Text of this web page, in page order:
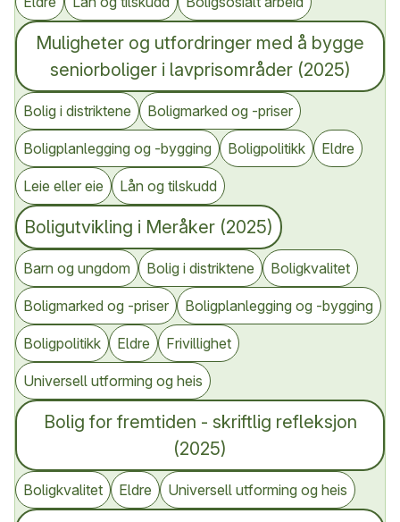
Muligheter og utfordringer med å bygge
seniorboliger i lavprisområder (2025)
Bolig i distriktene Boligmarked og -priser
Boligplanlegging og -bygging Boligpolitikk Eldre
Leie eller eie Lån og tilskudd
Boligutvikling i Meråker (2025)
Barn og ungdom Bolig i distriktene Boligkvalitet
Boligmarked og -priser Boligplanlegging og -bygging
Boligpolitikk Eldre Frivillighet
Universell utforming og heis
Bolig for fremtiden - skriftlig refleksjon
(2025)
Boligkvalitet Eldre Universell utforming og heis